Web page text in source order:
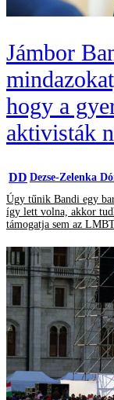
Jámbor
hogy a
aktivisták
DD Dezse-Zelenka
Úgy tűnik Bandi egy
így lett volna, akkor
támogatja sem az